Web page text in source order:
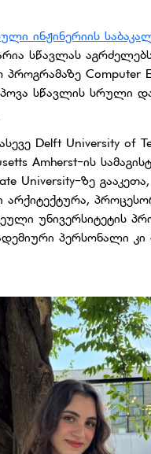
ინჟინერიის
სწავლას
Computer
სწავლის სრული
Delft University of
Amherst-ის
University-ზე
არქიტექტურა,
უნივერსიტეტის
პერსონალი კი